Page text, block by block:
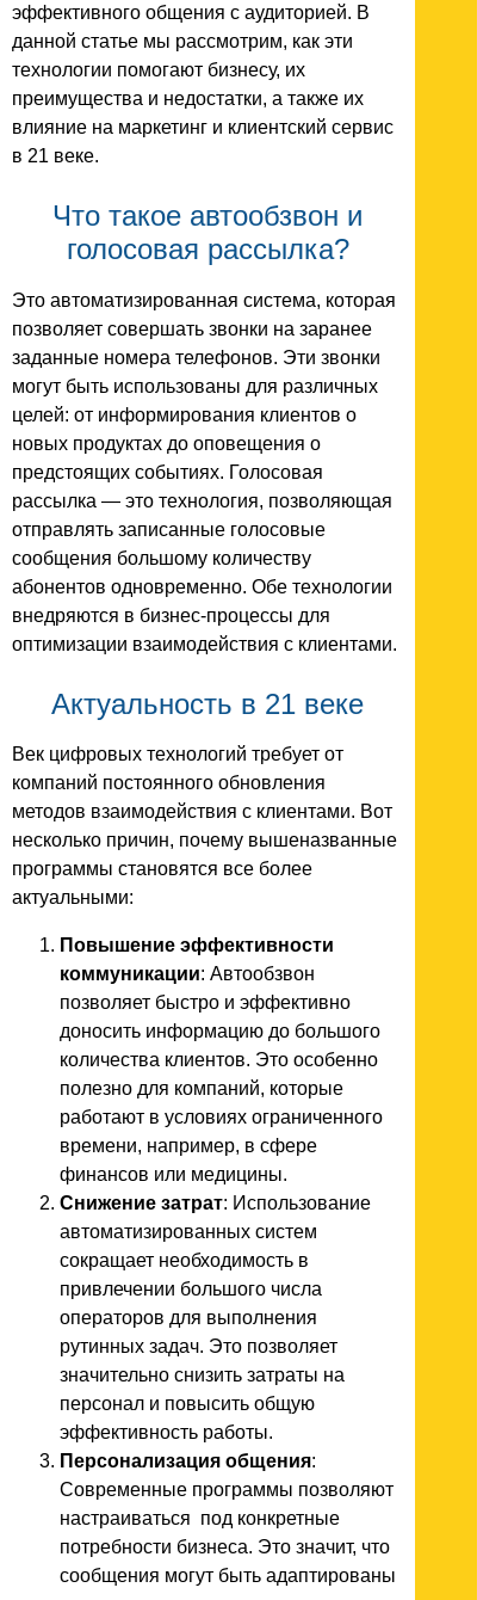
эффективного общения с аудиторией. В
данной статье мы рассмотрим, как эти
технологии помогают бизнесу, их
преимущества и недостатки, а также их
влияние на маркетинг и клиентский сервис
в 21 веке.
Что такое автообзвон и
голосовая рассылка?
Это автоматизированная система, которая
позволяет совершать звонки на заранее
заданные номера телефонов. Эти звонки
могут быть использованы для различных
целей: от информирования клиентов о
новых продуктах до оповещения о
предстоящих событиях. Голосовая
рассылка — это технология, позволяющая
отправлять записанные голосовые
сообщения большому количеству
абонентов одновременно. Обе технологии
внедряются в бизнес-процессы для
оптимизации взаимодействия с клиентами.
Актуальность в 21 веке
Век цифровых технологий требует от
компаний постоянного обновления
методов взаимодействия с клиентами. Вот
несколько причин, почему вышеназванные
программы становятся все более
актуальными:
Повышение эффективности
коммуникации: Автообзвон
позволяет быстро и эффективно
доносить информацию до большого
количества клиентов. Это особенно
полезно для компаний, которые
работают в условиях ограниченного
времени, например, в сфере
финансов или медицины.
Снижение затрат: Использование
автоматизированных систем
сокращает необходимость в
привлечении большого числа
операторов для выполнения
рутинных задач. Это позволяет
значительно снизить затраты на
персонал и повысить общую
эффективность работы.
Персонализация общения:
Современные программы позволяют
настраиваться под конкретные
потребности бизнеса. Это значит, что
сообщения могут быть адаптированы